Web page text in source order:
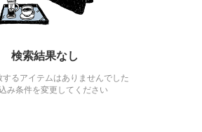
検索結果なし
するアイテムはありませんでした
み条件を変更してください